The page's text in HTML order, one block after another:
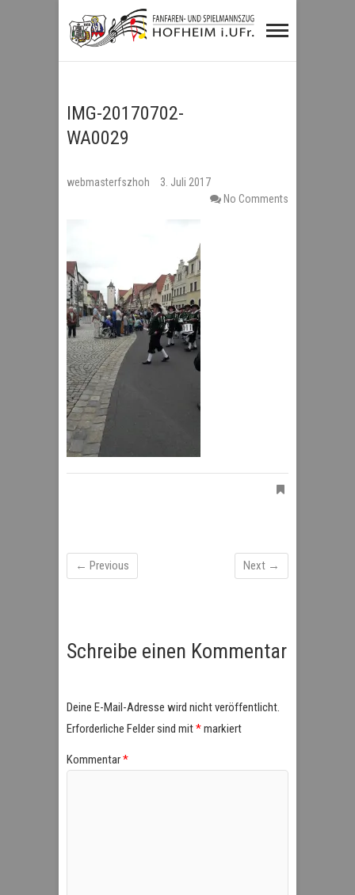
Fanfaren- und
Spielmannszug
IMG-20170702-
WA0029
webmasterfszhoh
3. Juli 2017
No Comments
← Previous Next →
Schreibe einen Kommentar
Deine E-Mail-Adresse wird nicht veröffentlicht.
Erforderliche Felder sind mit*markiert
Kommentar*